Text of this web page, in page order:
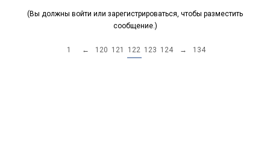
(Вы должны войти или зарегистрироваться, чтобы разместить
сообщение.)
1 ← 120 121 122 123 124 → 134